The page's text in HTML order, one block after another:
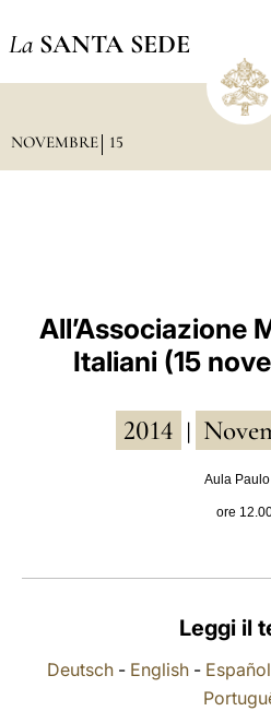
La SANTA SEDE
NOVEMBRE 15
All’Associazione
Italiani (15
2014
Aula Paulo
ore
Leggi il
Deutsch- English- Español